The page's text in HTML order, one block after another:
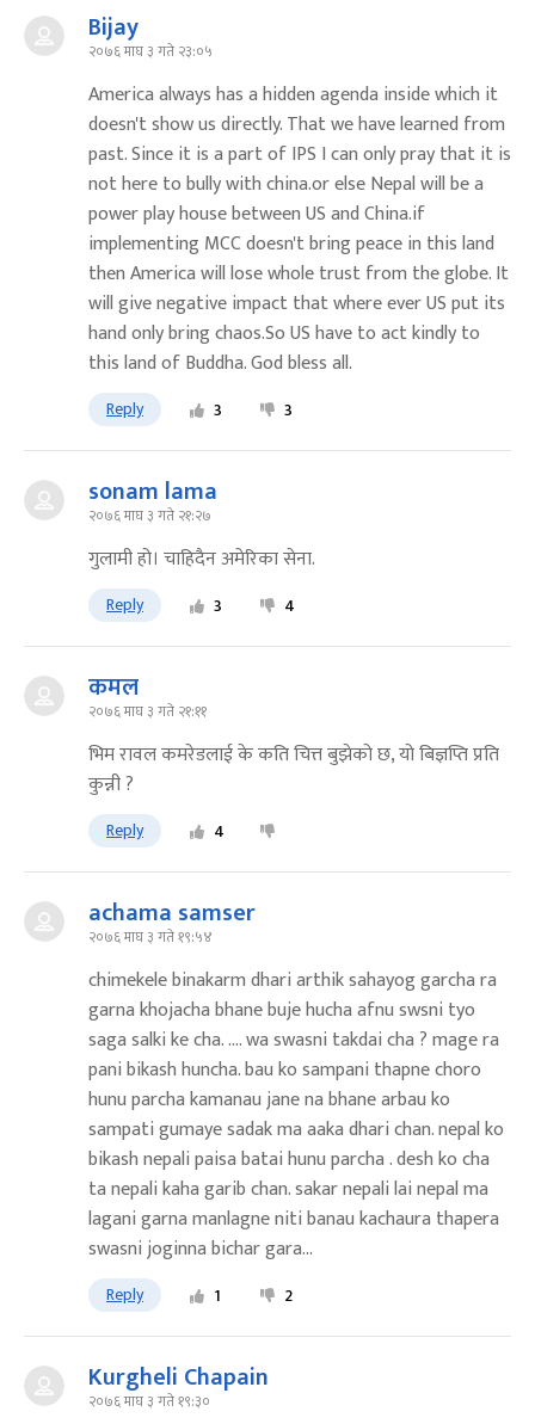
Bijay
२०७६ माघ ३ गते २३:०५
America always has a hidden agenda inside which it
doesn't show us directly. That we have learned from
past. Since it is a part of IPS I can only pray that it is
not here to bully with china.or else Nepal will be a
power play house between US and China.if
implementing MCC doesn't bring peace in this land
then America will lose whole trust from the globe. It
will give negative impact that where ever US put its
hand only bring chaos.So US have to act kindly to
this land of Buddha. God bless all.
Reply 3 3
sonam lama
२०७६ माघ ३ गते २१:२७
गुलामी हो। चाहिदैन अमेरिका सेना.
Reply 3 4
कमल
२०७६ माघ ३ गते २१:११
भिम रावल कमरेडलाई के कति चित्त बुझेको छ, यो बिज्ञप्ति प्रति
कुन्नी ?
Reply 4
achama samser
२०७६ माघ ३ गते १९:५४
chimekele binakarm dhari arthik sahayog garcha ra
garna khojacha bhane buje hucha afnu swsni tyo
saga salki ke cha. .... wa swasni takdai cha ? mage ra
pani bikash huncha. bau ko sampani thapne choro
hunu parcha kamanau jane na bhane arbau ko
sampati gumaye sadak ma aaka dhari chan. nepal ko
bikash nepali paisa batai hunu parcha . desh ko cha
ta nepali kaha garib chan. sakar nepali lai nepal ma
lagani garna manlagne niti banau kachaura thapera
swasni joginna bichar gara...
Reply 1 2
Kurgheli Chapain
२०७६ माघ ३ गते १९:३०